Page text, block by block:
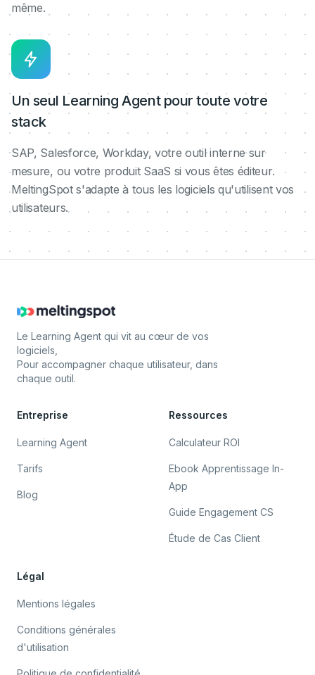
même.
Un seul Learning Agent pour toute votre
stack
SAP, Salesforce, Workday, votre outil interne sur
mesure, ou votre produit SaaS si vous êtes éditeur.
MeltingSpot s'adapte à tous les logiciels qu'utilisent vos
utilisateurs.
Le Learning Agent qui vit au cœur de vos
logiciels,
Pour accompagner chaque utilisateur, dans
chaque outil.
Entreprise
Learning Agent
Tarifs
Blog
Ressources
Calculateur ROI
Ebook Apprentissage In-
App
Guide Engagement CS
Étude de Cas Client
Légal
Mentions légales
Conditions générales
d'utilisation